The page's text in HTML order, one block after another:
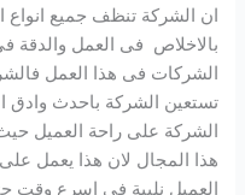
ان الشركة تنظف جميع انواع
بالاخلاص فى العمل والدقة
الشركات فى هذا العمل
تستعين الشركة باحدث وادق
الشركة على راحة العميل
هذا المجال لان هذا يعمل
العميل نلبية فى اسرع وقت